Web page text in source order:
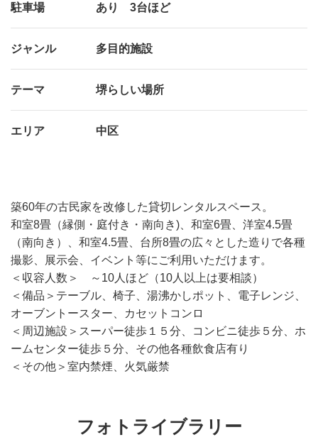
駐車場 あり 3台ほど
ジャンル 多目的施設
テーマ 堺らしい場所
エリア 中区
築60年の古民家を改修した貸切レンタルスペース。
和室8畳（縁側・庭付き・南向き)、和室6畳、洋室4.5畳
（南向き）、和室4.5畳、台所8畳の広々とした造りで各種
撮影、展示会、イベント等にご利用いただけます。
＜収容人数＞ ～10人ほど（10人以上は要相談）
＜備品＞テーブル、椅子、湯沸かしポット、電子レンジ、
オーブントースター、カセットコンロ
＜周辺施設＞スーパー徒歩１５分、コンビニ徒歩５分、ホ
ームセンター徒歩５分、その他各種飲食店有り
＜その他＞室内禁煙、火気厳禁
フォトライブラリー